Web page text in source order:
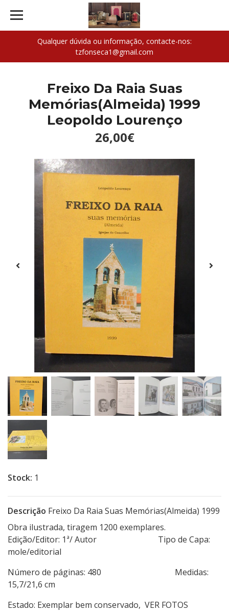
Qualquer dúvida ou informação, contacte-nos:
tzfonseca1@gmail.com
Freixo Da Raia Suas
Memórias(Almeida) 1999
Leopoldo Lourenço
26,00€
Stock: 1
Descrição Freixo Da Raia Suas Memórias(Almeida) 1999
Obra ilustrada, tiragem 1200 exemplares.
Edição/Editor: 1ª/ Autor Tipo de Capa:
mole/editorial
Número de páginas: 480 Medidas:
15,7/21,6 cm
Estado: Exemplar bem conservado, VER FOTOS